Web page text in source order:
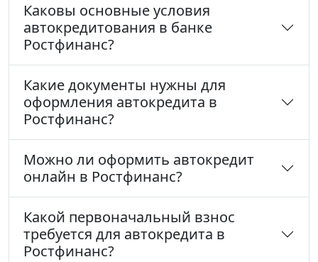
Каковы основные условия
автокредитования в банке
Ростфинанс?
Какие документы нужны для
оформления автокредита в
Ростфинанс?
Можно ли оформить автокредит
онлайн в Ростфинанс?
Какой первоначальный взнос
требуется для автокредита в
Ростфинанс?